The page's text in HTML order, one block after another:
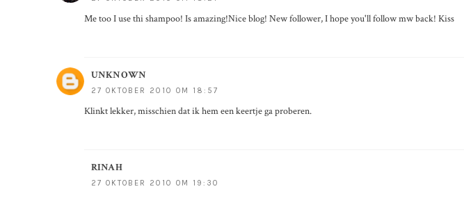
Me too I use thi shampoo! Is amazing!Nice blog! New follower, I hope you'll follow mw back! Kiss
UNKNOWN
27 OKTOBER 2010 OM 18:57
Klinkt lekker, misschien dat ik hem een keertje ga proberen.
RINAH
27 OKTOBER 2010 OM 19:30